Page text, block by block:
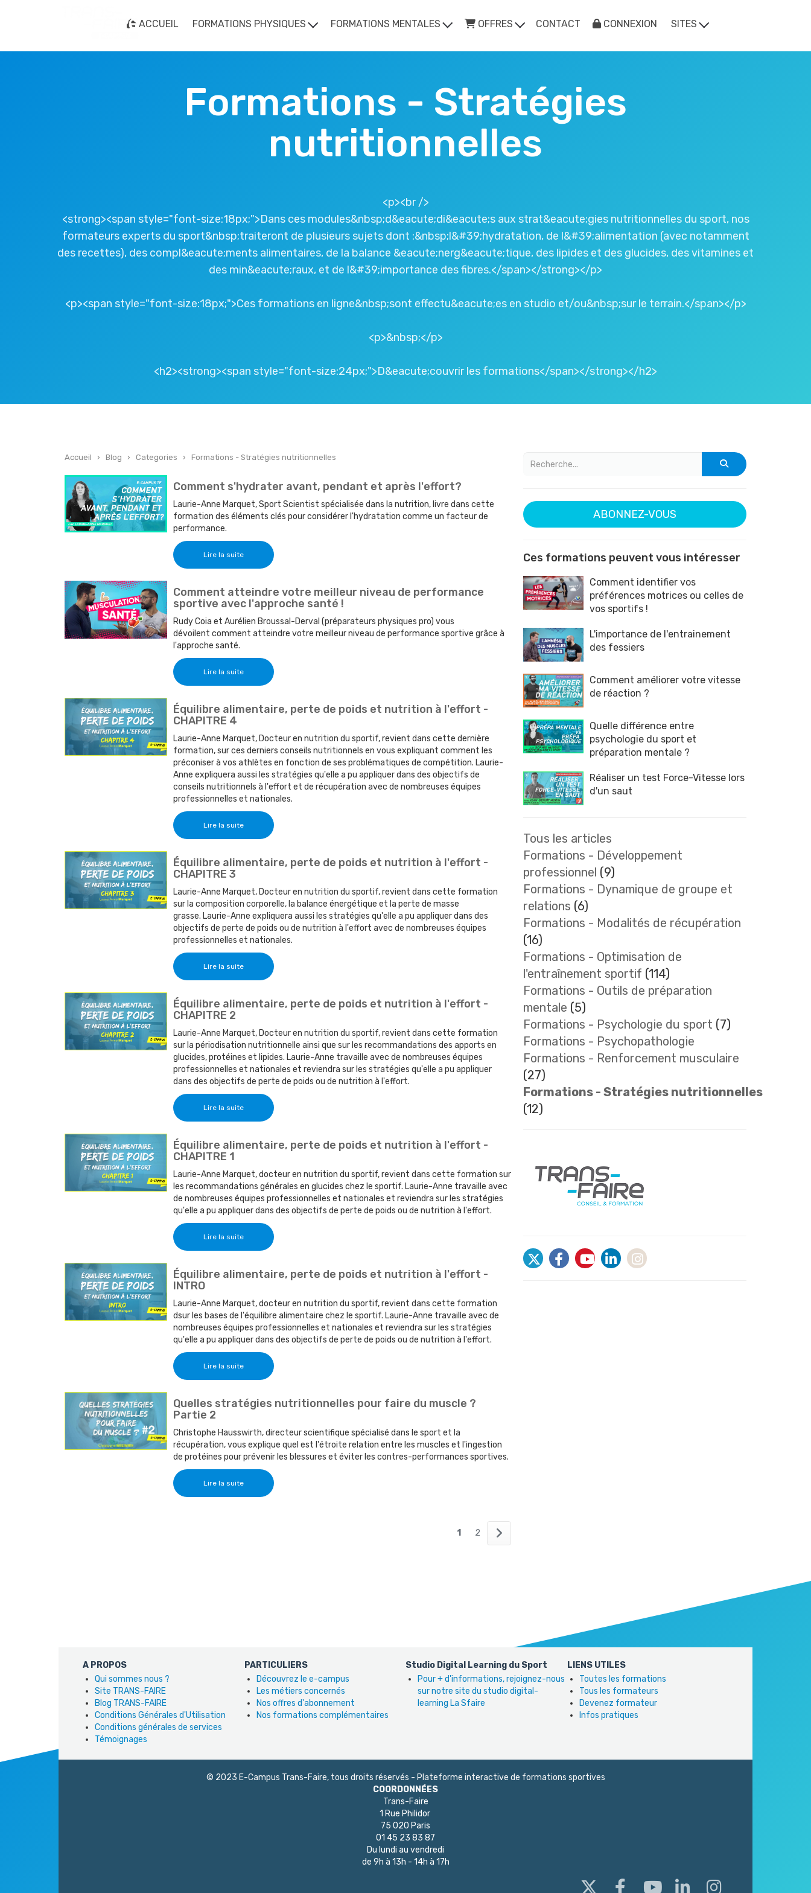
ACCUEIL FORMATIONS PHYSIQUES FORMATIONS MENTALES OFFRES CONTACT CONNEXION SITES
Formations - Stratégies
nutritionnelles
<p><br />
<strong><span style="font-size:18px;">Dans ces modules&nbsp;d&eacute;di&eacute;s aux strat&eacute;gies nutritionnelles du sport, nos
formateurs experts du sport&nbsp;traiteront de plusieurs sujets dont :&nbsp;l&#39;hydratation, de l&#39;alimentation (avec notamment
des recettes), des compl&eacute;ments alimentaires, de la balance &eacute;nerg&eacute;tique, des lipides et des glucides, des vitamines et
des min&eacute;raux, et de l&#39;importance des fibres.</span></strong></p>
<p><span style="font-size:18px;">Ces formations en ligne&nbsp;sont effectu&eacute;es en studio et/ou&nbsp;sur le terrain.</span></p>
<p>&nbsp;</p>
<h2><strong><span style="font-size:24px;">D&eacute;couvrir les formations</span></strong></h2>
Accueil › Blog › Categories › Formations - Stratégies nutritionnelles
Comment s'hydrater avant, pendant et après l'effort?
Laurie-Anne Marquet, Sport Scientist spécialisée dans la nutrition, livre dans cette
formation des éléments clés pour considérer l'hydratation comme un facteur de
performance.
Lire la suite
Comment atteindre votre meilleur niveau de performance
sportive avec l'approche santé !
Rudy Coia et Aurélien Broussal-Derval (préparateurs physiques pro) vous
dévoilent comment atteindre votre meilleur niveau de performance sportive grâce à
l'approche santé.
Lire la suite
Équilibre alimentaire, perte de poids et nutrition à l'effort -
CHAPITRE 4
Laurie-Anne Marquet, Docteur en nutrition du sportif, revient dans cette dernière
formation, sur ces derniers conseils nutritionnels en vous expliquant comment les
préconiser à vos athlètes en fonction de ses problématiques de compétition. Laurie-
Anne expliquera aussi les stratégies qu'elle a pu appliquer dans des objectifs de
conseils nutritionnels à l'effort et de récupération avec de nombreuses équipes
professionnelles et nationales.
Lire la suite
Équilibre alimentaire, perte de poids et nutrition à l'effort -
CHAPITRE 3
Laurie-Anne Marquet, Docteur en nutrition du sportif, revient dans cette formation
sur la composition corporelle, la balance énergétique et la perte de masse
grasse. Laurie-Anne expliquera aussi les stratégies qu'elle a pu appliquer dans des
objectifs de perte de poids ou de nutrition à l'effort avec de nombreuses équipes
professionnelles et nationales.
Lire la suite
Équilibre alimentaire, perte de poids et nutrition à l'effort -
CHAPITRE 2
Laurie-Anne Marquet, Docteur en nutrition du sportif, revient dans cette formation
sur la périodisation nutritionnelle ainsi que sur les recommandations des apports en
glucides, protéines et lipides. Laurie-Anne travaille avec de nombreuses équipes
professionnelles et nationales et reviendra sur les stratégies qu'elle a pu appliquer
dans des objectifs de perte de poids ou de nutrition à l'effort.
Lire la suite
Équilibre alimentaire, perte de poids et nutrition à l'effort -
CHAPITRE 1
Laurie-Anne Marquet, docteur en nutrition du sportif, revient dans cette formation sur
les recommandations générales en glucides chez le sportif. Laurie-Anne travaille avec
de nombreuses équipes professionnelles et nationales et reviendra sur les stratégies
qu'elle a pu appliquer dans des objectifs de perte de poids ou de nutrition à l'effort.
Lire la suite
Équilibre alimentaire, perte de poids et nutrition à l'effort -
INTRO
Laurie-Anne Marquet, docteur en nutrition du sportif, revient dans cette formation
dsur les bases de l'équilibre alimentaire chez le sportif. Laurie-Anne travaille avec de
nombreuses équipes professionnelles et nationales et reviendra sur les stratégies
qu'elle a pu appliquer dans des objectifs de perte de poids ou de nutrition à l'effort.
Lire la suite
Quelles stratégies nutritionnelles pour faire du muscle ?
Partie 2
Christophe Hausswirth, directeur scientifique spécialisé dans le sport et la
récupération, vous explique quel est l'étroite relation entre les muscles et l'ingestion
de protéines pour prévenir les blessures et éviter les contres-performances sportives.
Lire la suite
1 2
ABONNEZ-VOUS
Ces formations peuvent vous intéresser
Comment identifier vos
préférences motrices ou celles de
vos sportifs !
L'importance de l'entrainement
des fessiers
Comment améliorer votre vitesse
de réaction ?
Quelle différence entre
psychologie du sport et
préparation mentale ?
Réaliser un test Force-Vitesse lors
d'un saut
Tous les articles
Formations - Développement
professionnel (9)
Formations - Dynamique de groupe et
relations (6)
Formations - Modalités de récupération
(16)
Formations - Optimisation de
l'entraînement sportif (114)
Formations - Outils de préparation
mentale (5)
Formations - Psychologie du sport (7)
Formations - Psychopathologie
Formations - Renforcement musculaire
(27)
Formations - Stratégies nutritionnelles
(12)
A PROPOS
Qui sommes nous ?
Site TRANS-FAIRE
Blog TRANS-FAIRE
Conditions Générales d'Utilisation
Conditions générales de services
Témoignages
PARTICULIERS
Découvrez le e-campus
Les métiers concernés
Nos offres d'abonnement
Nos formations complémentaires
Studio Digital Learning du Sport
Pour + d'informations, rejoignez-nous
sur notre site du studio digital-
learning La Sfaire
LIENS UTILES
Toutes les formations
Tous les formateurs
Devenez formateur
Infos pratiques
© 2023 E-Campus Trans-Faire, tous droits réservés - Plateforme interactive de formations sportives
COORDONNÉES
Trans-Faire
1 Rue Philidor
75 020 Paris
01 45 23 83 87
Du lundi au vendredi
de 9h à 13h - 14h à 17h